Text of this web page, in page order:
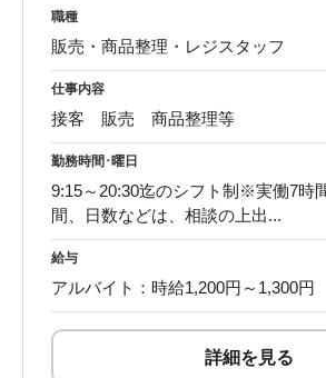
職種
販売・商品整理・レジスタッフ
仕事内容
接客 販売 商品整理等
勤務時間･曜日
9:15～20:30迄のシフト制※実働7時
間、日数などは、相談の上出...
給与
アルバイト：時給1,200円～1,300円
詳細を見る